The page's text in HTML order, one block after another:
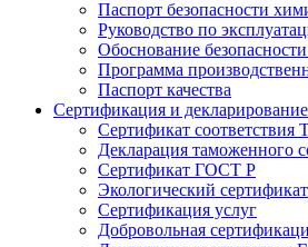
Паспорт безопасности
Руководство по
Обоснование
Программа
Паспорт качества
Сертификация и декларирование
Сертификат соответствия
Декларация таможенного
Сертификат ГОСТ Р
Экологический сертификат
Сертификация услуг
Добровольная